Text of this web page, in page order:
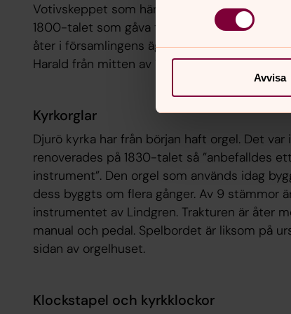
Avvisa
Votivskeppet som hänger i långhuset,
1800-talet som gåva till Statens historiska
åter i församlingens ägo 1933. Till kyrkan
Harald från mitten av 1800-talet, nu placerad
Kyrkorglar
Djurö kyrka har från början haft orgel. Det
renoverades på 1830-talet så ”anbefalldes
instrument”. Den orgel som används idag
dess byggts om flera gånger. Av 9 stämmor
instrumentet av Lindgren. Trakturen är åter
manual och pedal. Spelbordet är liksom på
sidan av orgelhuset.
Klockstapel och kyrkklockor